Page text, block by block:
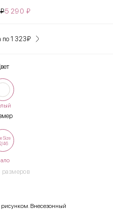
₽5 290₽
по 1 323₽
Size
46
рисунком. Внесезонный